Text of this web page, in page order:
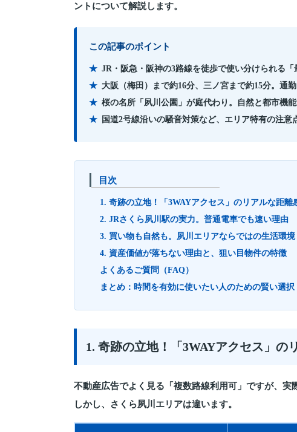
ントについて解説します。
この記事のポイント
JR・阪急・阪神の3路線を徒歩で使い分けられる「
大阪（梅田）まで約16分、三ノ宮まで約15分。通
桜の名所「夙川公園」が庭代わり。自然と都市機能
国道2号線沿いの騒音対策など、エリア特有の注意
目次
1. 奇跡の立地！「3WAYアクセス」のリアルな距離
2. JRさくら夙川駅の実力。普通電車でも速い理由
3. 買い物も自然も。夙川エリアならではの生活環境
4. 資産価値が落ちない理由と、狙い目物件の特徴
よくあるご質問（FAQ）
まとめ：時間を有効に使いたい人のための賢い選択
1. 奇跡の立地！「3WAYアクセス」の
不動産広告でよく見る「複数路線利用可」ですが、実
しかし、さくら夙川エリアは違います。